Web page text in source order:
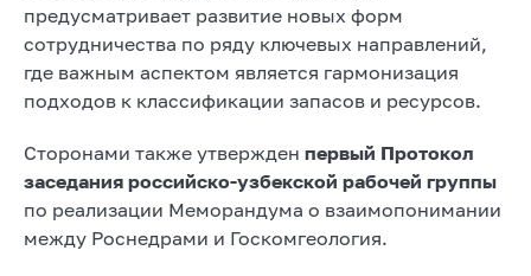
предусматривает развитие новых форм
сотрудничества по ряду ключевых направлений,
где важным аспектом является гармонизация
подходов к классификации запасов и ресурсов.
Сторонами также утвержден первый Протокол
заседания российско-узбекской рабочей группы
по реализации Меморандума о взаимопонимании
между Роснедрами и Госкомгеология.